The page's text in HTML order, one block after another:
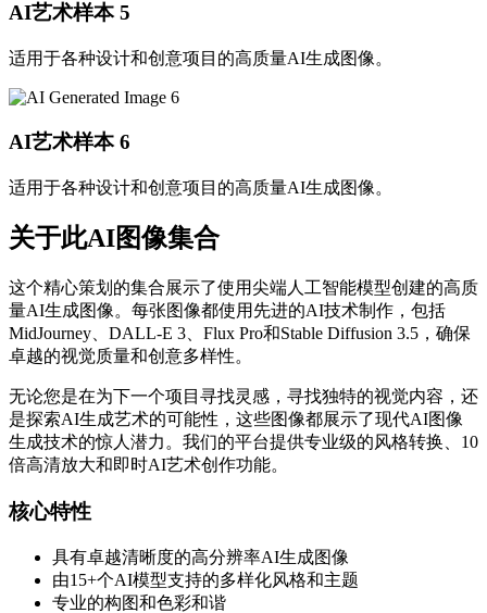
AI艺术样本 5
适用于各种设计和创意项目的高质量AI生成图像。
AI艺术样本 6
适用于各种设计和创意项目的高质量AI生成图像。
关于此AI图像集合
这个精心策划的集合展示了使用尖端人工智能模型创建的高质
量AI生成图像。每张图像都使用先进的AI技术制作，包括
MidJourney、DALL-E 3、Flux Pro和Stable Diffusion 3.5，确保
卓越的视觉质量和创意多样性。
无论您是在为下一个项目寻找灵感，寻找独特的视觉内容，还
是探索AI生成艺术的可能性，这些图像都展示了现代AI图像
生成技术的惊人潜力。我们的平台提供专业级的风格转换、10
倍高清放大和即时AI艺术创作功能。
核心特性
具有卓越清晰度的高分辨率AI生成图像
由15+个AI模型支持的多样化风格和主题
专业的构图和色彩和谐